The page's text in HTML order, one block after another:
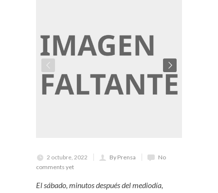
2 octubre, 2022 By Prensa
No
comments yet
El sábado, minutos después del mediodía,